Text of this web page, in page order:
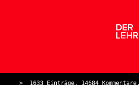
> 1633 Einträge, 14684